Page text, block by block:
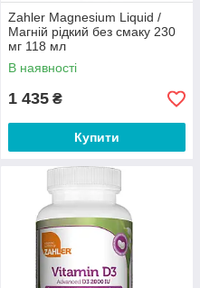
Zahler Magnesium Liquid /
Магній рідкий без смаку 230
мг 118 мл
В наявності
1 435 ₴
Купити